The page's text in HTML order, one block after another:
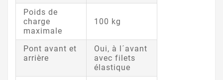
Poids de
charge
maximale
100 kg
Pont avant et
arrière
Oui, à l´avant
avec filets
élastique